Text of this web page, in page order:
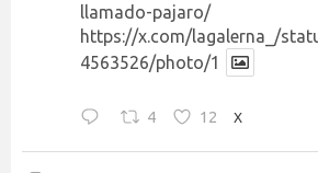
llamado-pajaro/
https://x.com/lagalerna_/
4563526/photo/1
4 12 X